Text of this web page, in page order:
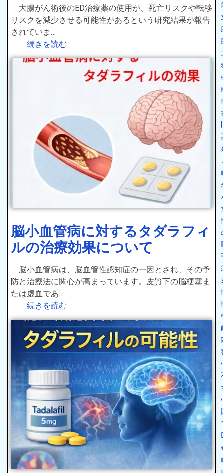
大腸がん術後のED治療薬の使用が、死亡リスクや転移
リスクを減少させる可能性があるという研究結果が報告
されていま…
続きを読む
脳小血管病に対するタダラフィ
ルの治療効果について
脳小血管病は、脳血管性認知症の一因とされ、その予
防と治療法に関心が高まっています。皮質下の脳梗塞ま
たは虚血であ…
続きを読む